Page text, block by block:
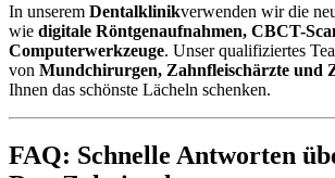
In unserem Dentalklinikverwenden wir die
wie digitale Röntgenaufnahmen, CBCT-
Computerwerkzeuge. Unser qualifiziertes
von Mundchirurgen, Zahnfleischärzte und
Ihnen das schönste Lächeln schenken.
FAQ: Schnelle Antworten